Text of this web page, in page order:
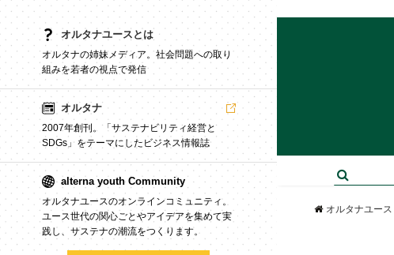
オルタナユースとは
オルタナの姉妹メディア。社会問題への取り
組みを若者の視点で発信
オルタナ
2007年創刊。「サステナビリティ経営と
SDGs」をテーマにしたビジネス情報誌
alterna youth Community
オルタナユースのオンラインコミュニティ。
ユース世代の関心ごとやアイデアを集めて実
践し、サステナの潮流をつくります。
オルタナユース